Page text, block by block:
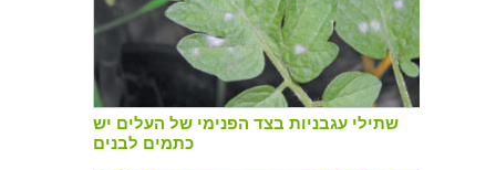
שתילי עגבניות בצד הפנימי של העלים יש
כתמים לבנים